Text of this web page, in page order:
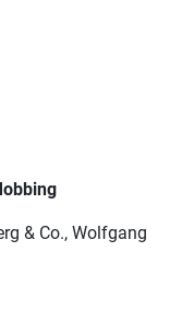
& Co., Wolfgang